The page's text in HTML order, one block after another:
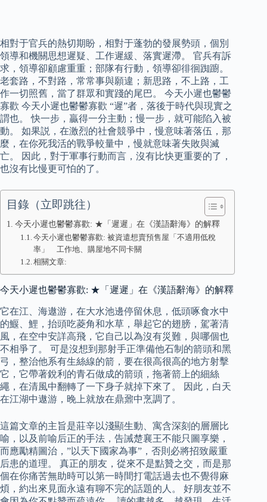
相對于官兵的熱切期盼，相對于蓬勃的發展勢頭，個別
領導和機關思想遲疑、工作遲緩、落實遲滯。 官兵有訴
求，領導卻顧慮重重；部隊有行動，領導卻徘徊踟躕。
老套路，不對路，常常事與願違；新思路，不上路，工
作一切照舊，當了群眾和實踐的尾巴。 今天小遲也鬱鬱
寡歡 今天小遲也鬱鬱寡歡 “遲”者，落後于時代與現實之
謂也。 快一步，贏得一分主動；慢一步，就可能陷入被
動。 如果説，在激烈的社會競爭中，慢意味著落伍，那
麼，在你死我活的戰爭較量中，慢就意味著失敗與滅
亡。 因此，對于軍事行動而言，沒有比快更重要的了，
也沒有比慢更可怕的了。
目錄（立即跳往）
今天小遲也鬱鬱寡歡: ★「遲遲」在《漢語辭海》的解釋
今天小遲也鬱鬱寡歡: 被資遣想賣預售屋「不適用低稅
率」 工作地、購屋地不同卡關
相關文章:
今天小遲也鬱鬱寡歡: ★「遲遲」在《漢語辭海》的解釋
它在江、海遨游，在大水池邊停留休息，低頭啄食水中
的鰋、鯉，抬頭吃菱角和水草，舉起它的翅膀，駕著清
風，在空中安詳高飛，它自己以為沒有災難，與哪個也
不相爭了。 可是沒想到那射手正準備他石制的箭頭和黑
弓，整治他系有生絲線的箭，要在很高很高的地方射擊
它，它帶著銳利的青石做成的箭頭，拖著箭上的細絲
繩，在清風中翻轉了一下身子就掉下來了。 因此，白天
在江湖中遨游，晚上就放在鼎鼐中烹調了。
這篇文章的主旨是莊辛以淺顯生動、寓含深刻的層層比
喻，以及前喻后正的手法，告誡楚襄王不能只圖享樂，
而應勵精圖治，”以天下國家為事”，否則必將招致嚴重
后患的道理。 真正的朋友，從來不是點贊之交，而是那
個在你痛苦無助時可以第一時間打電話過去也不覺得麻
煩，約出來見面永遠有聊不完的話題的人。 好朋友並不